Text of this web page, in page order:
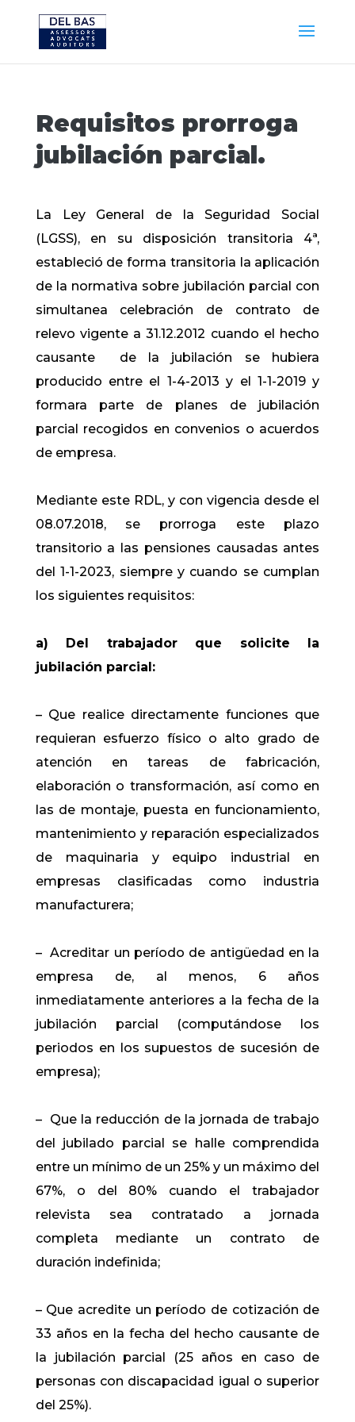
Requisitos prorroga
jubilación parcial.
La Ley General de la Seguridad Social
(LGSS), en su disposición transitoria 4ª,
estableció de forma transitoria la aplicación
de la normativa sobre jubilación parcial con
simultanea celebración de contrato de
relevo vigente a 31.12.2012 cuando el hecho
causante de la jubilación se hubiera
producido entre el 1-4-2013 y el 1-1-2019 y
formara parte de planes de jubilación
parcial recogidos en convenios o acuerdos
de empresa.
Mediante este RDL, y con vigencia desde el
08.07.2018, se prorroga este plazo
transitorio a las pensiones causadas antes
del 1-1-2023, siempre y cuando se cumplan
los siguientes requisitos:
a) Del trabajador que solicite la
jubilación parcial:
– Que realice directamente funciones que
requieran esfuerzo físico o alto grado de
atención en tareas de fabricación,
elaboración o transformación, así como en
las de montaje, puesta en funcionamiento,
mantenimiento y reparación especializados
de maquinaria y equipo industrial en
empresas clasificadas como industria
manufacturera;
– Acreditar un período de antigüedad en la
empresa de, al menos, 6 años
inmediatamente anteriores a la fecha de la
jubilación parcial (computándose los
periodos en los supuestos de sucesión de
empresa);
– Que la reducción de la jornada de trabajo
del jubilado parcial se halle comprendida
entre un mínimo de un 25% y un máximo del
67%, o del 80% cuando el trabajador
relevista sea contratado a jornada
completa mediante un contrato de
duración indefinida;
– Que acredite un período de cotización de
33 años en la fecha del hecho causante de
la jubilación parcial (25 años en caso de
personas con discapacidad igual o superior
del 25%).